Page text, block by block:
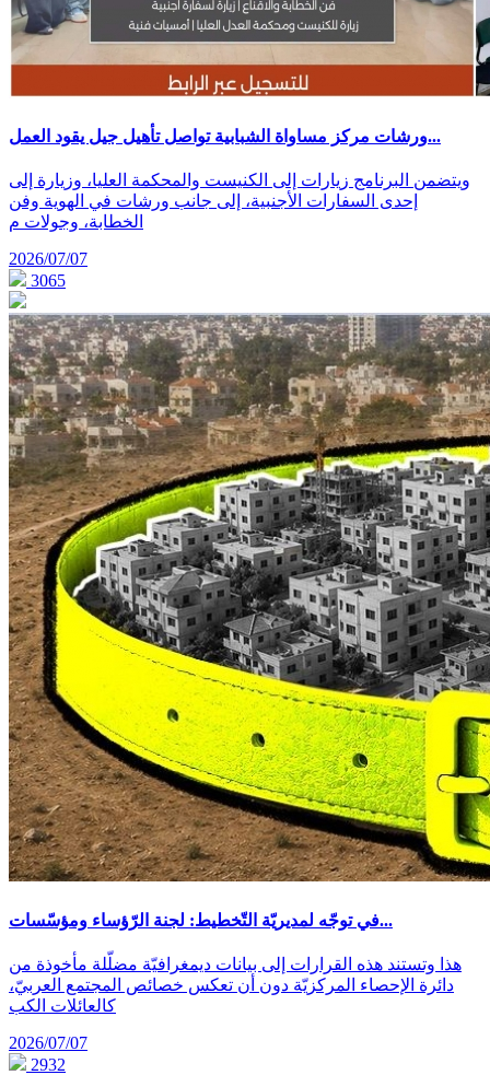
ورشات مركز مساواة الشبابية تواصل تأهيل جيل يقود العمل...
ويتضمن البرنامج زيارات إلى الكنيست والمحكمة العليا، وزيارة إلى
إحدى السفارات الأجنبية، إلى جانب ورشات في الهوية وفن
الخطابة، وجولات م
2026/07/07
3065
في توجّه لمديريّة التّخطيط: لجنة الرّؤساء ومؤسّسات...
هذا وتستند هذه القرارات إلى بيانات ديمغرافيّة مضلّلة مأخوذة من
دائرة الإحصاء المركزيّة دون أن تعكس خصائص المجتمع العربيّ،
كالعائلات الكب
2026/07/07
2932